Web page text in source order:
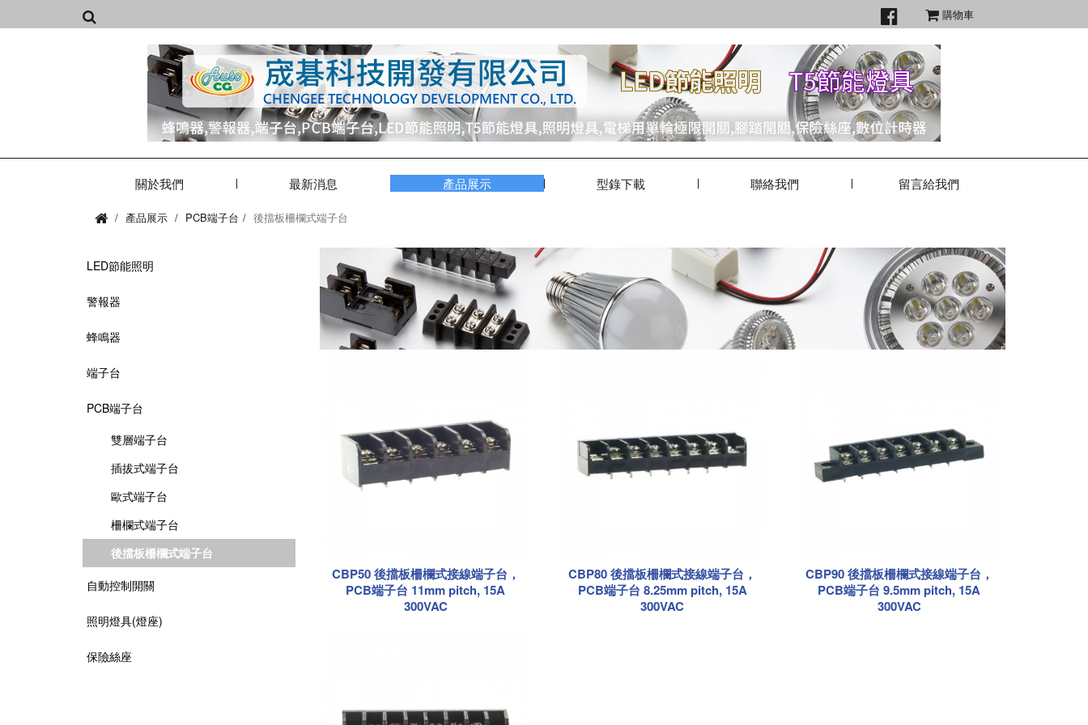
購物車
關於我們 最新消息 產品展示 型錄下載 聯絡我們 留言給我們
產品展示 PCB端子台 後擋板柵欄式端子台
LED節能照明
警報器
蜂鳴器
端子台
PCB端子台
雙層端子台
插拔式端子台
歐式端子台
柵欄式端子台
後擋板柵欄式端子台
自動控制開關
照明燈具(燈座)
保險絲座
CBP50 後擋板柵欄式接線端子台，
PCB端子台 11mm pitch, 15A
300VAC
CBP80 後擋板柵欄式接線端子台，
PCB端子台 8.25mm pitch, 15A
300VAC
CBP90 後擋板柵欄式接線端子台，
PCB端子台 9.5mm pitch, 15A
300VAC